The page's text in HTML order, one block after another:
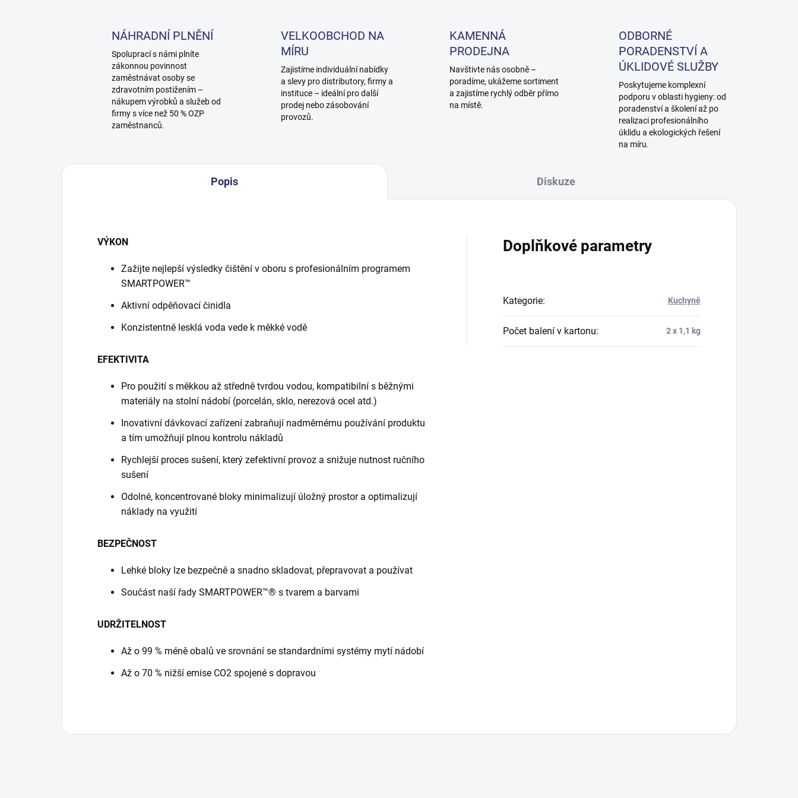
NÁHRADNÍ PLNĚNÍ
Spoluprací s námi plníte
zákonnou povinnost
zaměstnávat osoby se
zdravotním postižením –
nákupem výrobků a služeb od
firmy s více než 50 % OZP
zaměstnanců.
VELKOOBCHOD NA
MÍRU
Zajistíme individuální nabídky
a slevy pro distributory, firmy a
instituce – ideální pro další
prodej nebo zásobování
provozů.
KAMENNÁ
PRODEJNA
Navštivte nás osobně –
poradíme, ukážeme sortiment
a zajistíme rychlý odběr přímo
na místě.
ODBORNÉ
PORADENSTVÍ A
ÚKLIDOVÉ SLUŽBY
Poskytujeme komplexní
podporu v oblasti hygieny: od
poradenství a školení až po
realizaci profesionálního
úklidu a ekologických řešení
na míru.
Popis Diskuze
VÝKON
Zažijte nejlepší výsledky čištění v oboru s profesionálním programem
SMARTPOWER™
Aktivní odpěňovací činidla
Konzistentně lesklá voda vede k měkké vodě
EFEKTIVITA
Pro použití s měkkou až středně tvrdou vodou, kompatibilní s běžnými
materiály na stolní nádobí (porcelán, sklo, nerezová ocel atd.)
Inovativní dávkovací zařízení zabraňují nadměrnému používání produktu
a tím umožňují plnou kontrolu nákladů
Rychlejší proces sušení, který zefektivní provoz a snižuje nutnost ručního
sušení
Odolné, koncentrované bloky minimalizují úložný prostor a optimalizují
náklady na využití
BEZPEČNOST
Lehké bloky lze bezpečně a snadno skladovat, přepravovat a používat
Součást naší řady SMARTPOWER™® s tvarem a barvami
UDRŽITELNOST
Až o 99 % méně obalů ve srovnání se standardními systémy mytí nádobí
Až o 70 % nižší emise CO2 spojené s dopravou
Doplňkové parametry
Kategorie: Kuchyně
Počet balení v kartonu: 2 x 1,1 kg